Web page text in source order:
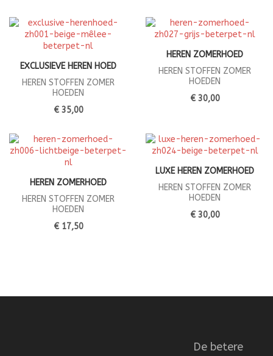
EXCLUSIEVE HEREN HOED
HEREN STOFFEN ZOMER
HOEDEN
€ 35,00
HEREN ZOMERHOED
HEREN STOFFEN ZOMER
HOEDEN
€ 30,00
HEREN ZOMERHOED
HEREN STOFFEN ZOMER
HOEDEN
€ 17,50
LUXE HEREN ZOMERHOED
HEREN STOFFEN ZOMER
HOEDEN
€ 30,00
De betere